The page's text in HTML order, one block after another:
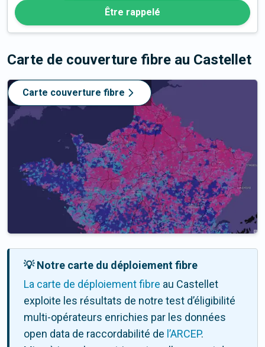
Être rappelé
Carte de couverture fibre au Castellet
Carte couverture fibre
💡 Notre carte du déploiement fibre
La carte de déploiement fibre au Castellet
exploite les résultats de notre test d’éligibilité
multi-opérateurs enrichies par les données
open data de raccordabilité de l’ARCEP.